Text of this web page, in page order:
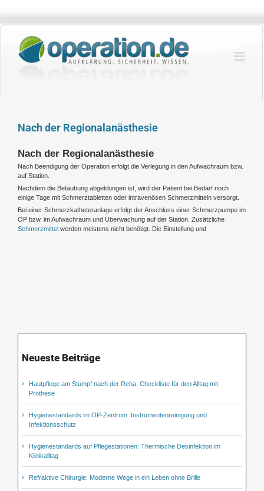
springen
Nach der Regionalanästhesie
Nach der Regionalanästhesie
Nach Beendigung der Operation erfolgt die Verlegung in den Aufwachraum bzw.
auf Station.
Nachdem die Betäubung abgeklungen ist, wird der Patient bei Bedarf noch
einige Tage mit Schmerztabletten oder intravenösen Schmerzmitteln versorgt.
Bei einer Schmerzkatheteranlage erfolgt der Anschluss einer Schmerzpumpe im
OP bzw. im Aufwachraum und Überwachung auf der Station. Zusätzliche
Schmerzmittel werden meistens nicht benötigt. Die Einstellung und
Neueste Beiträge
Hautpflege am Stumpf nach der Reha: Checkliste für den Alltag mit
Prothese
Hygienestandards im OP-Zentrum: Instrumentenreinigung und
Infektionsschutz
Hygienestandards auf Pflegestationen: Thermische Desinfektion im
Klinikalltag
Refraktive Chirurgie: Moderne Wege in ein Leben ohne Brille